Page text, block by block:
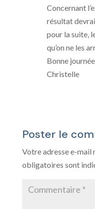
Concernant
résultat
pour la suite,
qu’on ne les
Bonne journée
Christelle
Poster le
Votre adresse e-mail
obligatoires sont